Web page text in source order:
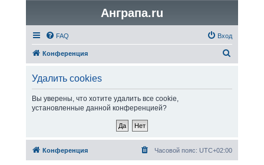
Анграпа.ru
FAQ Вход
Конференция
Удалить cookies
Вы уверены, что хотите удалить все cookie,
установленные данной конференцией?
Конференция Часовой пояс: UTC+02:00